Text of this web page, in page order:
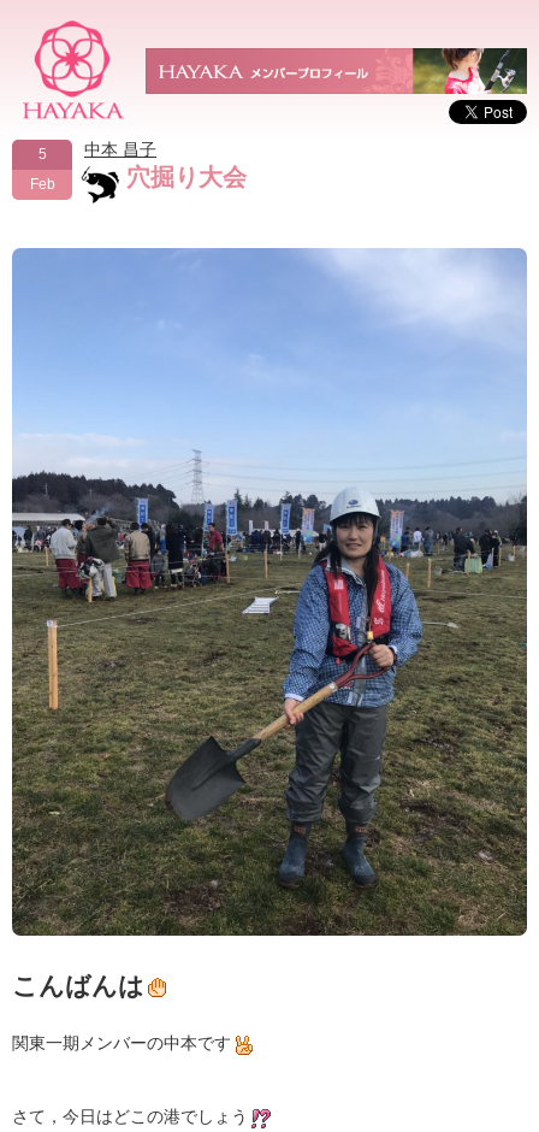
5
Feb
中本 昌子
穴掘り大会
こんばんは
関東一期メンバーの中本です
さて，今日はどこの港でしょう